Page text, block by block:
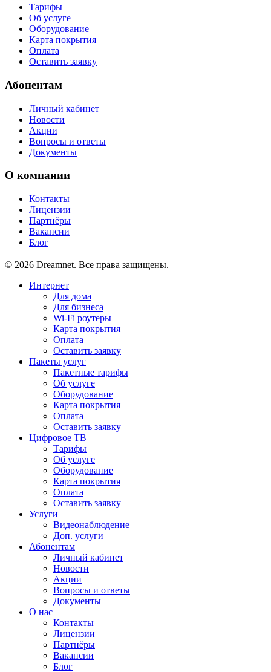
Тарифы
Об услуге
Оборудование
Карта покрытия
Оплата
Оставить заявку
Абонентам
Личный кабинет
Новости
Акции
Вопросы и ответы
Документы
О компании
Контакты
Лицензии
Партнёры
Вакансии
Блог
© 2026 Dreamnet. Все права защищены.
Интернет
Для дома
Для бизнеса
Wi-Fi роутеры
Карта покрытия
Оплата
Оставить заявку
Пакеты услуг
Пакетные тарифы
Об услуге
Оборудование
Карта покрытия
Оплата
Оставить заявку
Цифровое ТВ
Тарифы
Об услуге
Оборудование
Карта покрытия
Оплата
Оставить заявку
Услуги
Видеонаблюдение
Доп. услуги
Абонентам
Личный кабинет
Новости
Акции
Вопросы и ответы
Документы
О нас
Контакты
Лицензии
Партнёры
Вакансии
Блог